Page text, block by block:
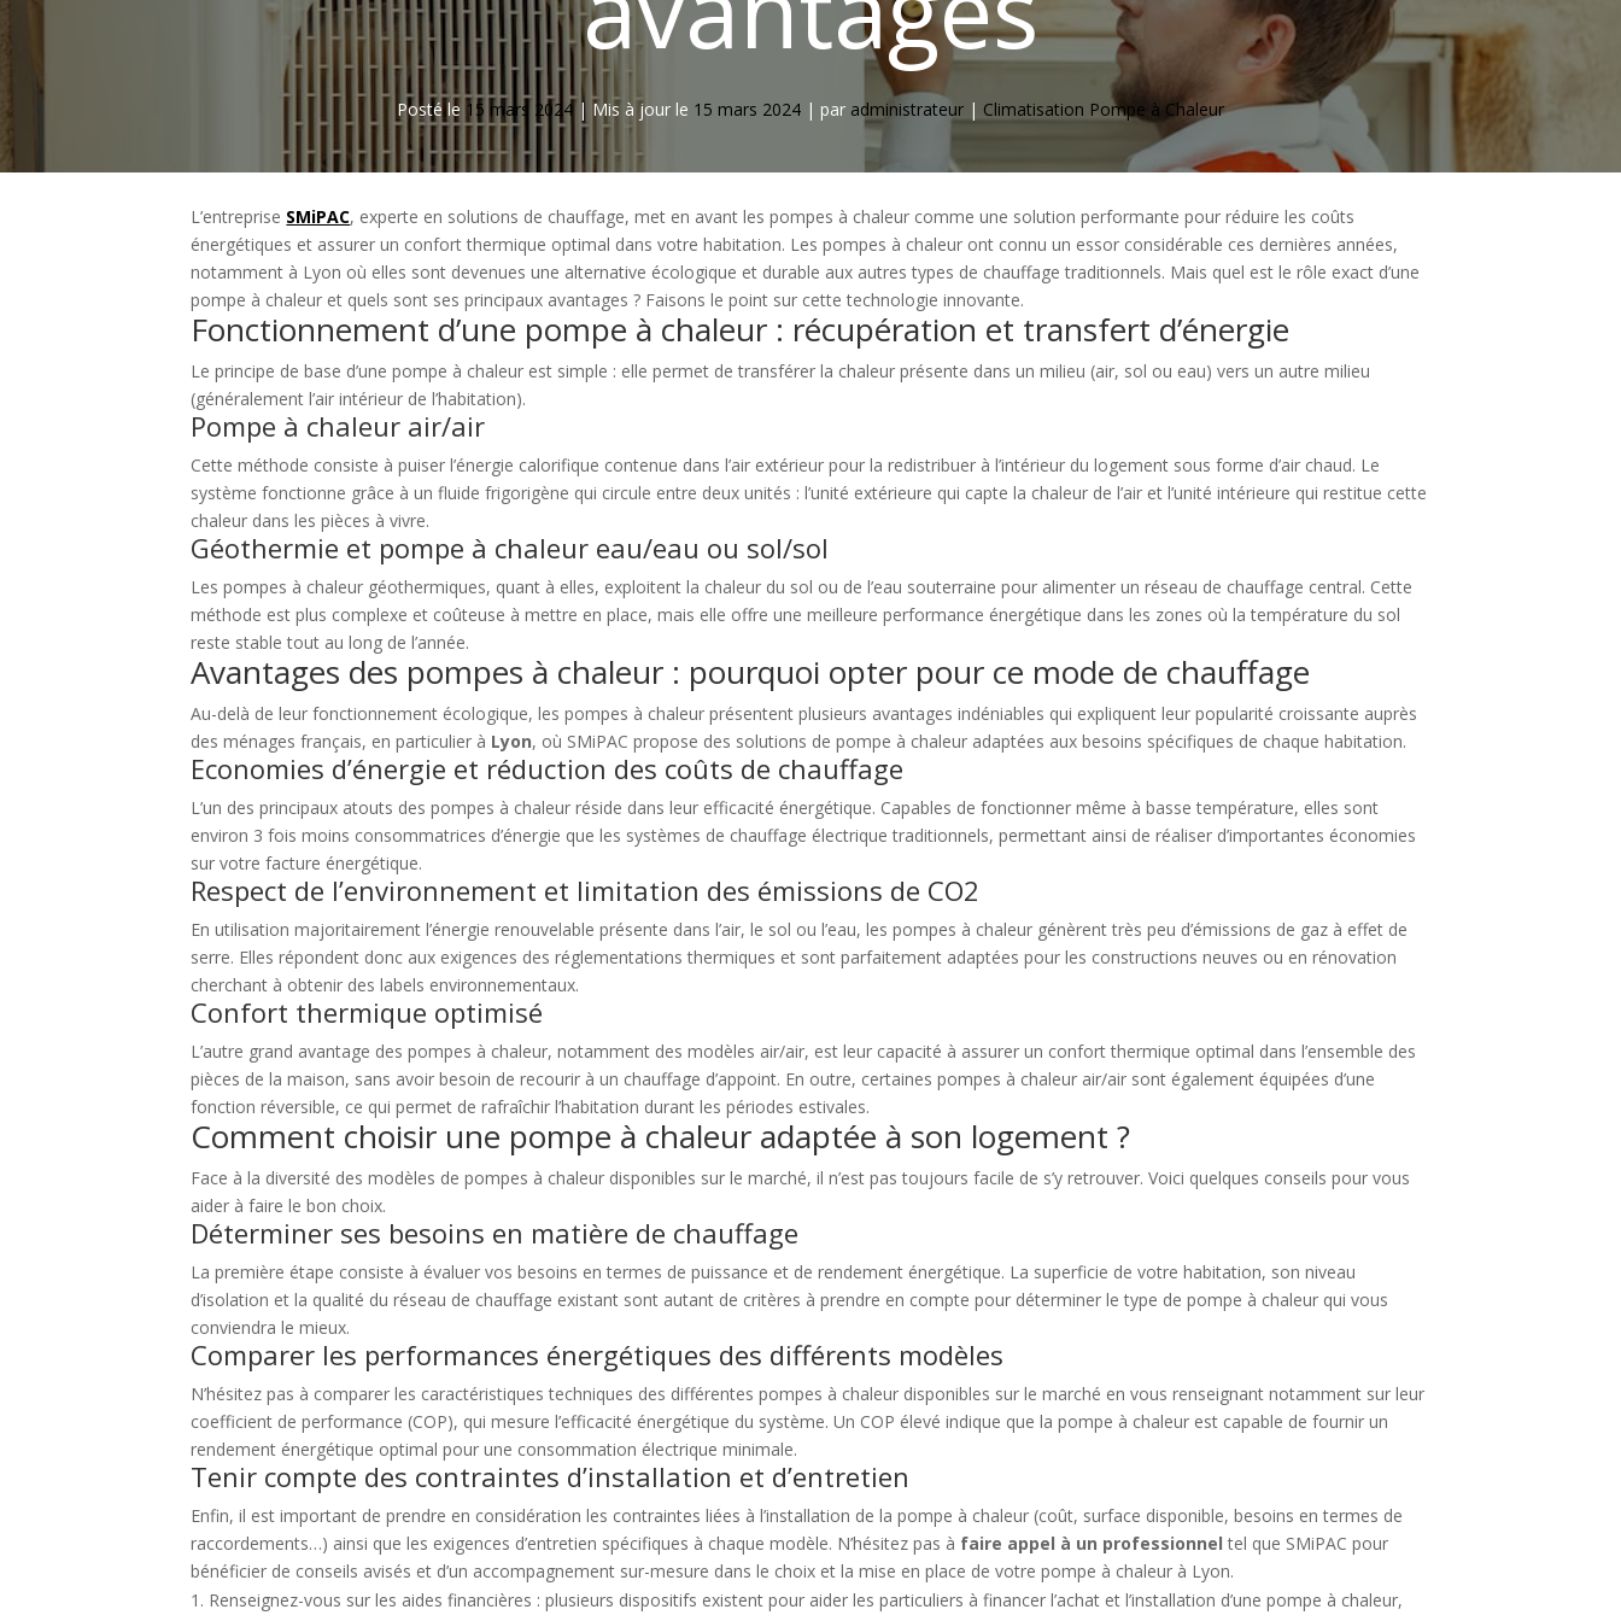
Posté le 15 mars 2024 | Mis à jour le 15 mars 2024 | par administrateur | Climatisation Pompe à Chaleur
L’entreprise SMiPAC, experte en solutions de chauffage, met en avant les pompes à chaleur comme une solution performante pour réduire les coûts
énergétiques et assurer un confort thermique optimal dans votre habitation. Les pompes à chaleur ont connu un essor considérable ces dernières années,
notamment à Lyon où elles sont devenues une alternative écologique et durable aux autres types de chauffage traditionnels. Mais quel est le rôle exact d’une
pompe à chaleur et quels sont ses principaux avantages ? Faisons le point sur cette technologie innovante.
Fonctionnement d’une pompe à chaleur : récupération et transfert d’énergie
Le principe de base d’une pompe à chaleur est simple : elle permet de transférer la chaleur présente dans un milieu (air, sol ou eau) vers un autre milieu
(généralement l’air intérieur de l’habitation).
Pompe à chaleur air/air
Cette méthode consiste à puiser l’énergie calorifique contenue dans l’air extérieur pour la redistribuer à l’intérieur du logement sous forme d’air chaud. Le
système fonctionne grâce à un fluide frigorigène qui circule entre deux unités : l’unité extérieure qui capte la chaleur de l’air et l’unité intérieure qui restitue cette
chaleur dans les pièces à vivre.
Géothermie et pompe à chaleur eau/eau ou sol/sol
Les pompes à chaleur géothermiques, quant à elles, exploitent la chaleur du sol ou de l’eau souterraine pour alimenter un réseau de chauffage central. Cette
méthode est plus complexe et coûteuse à mettre en place, mais elle offre une meilleure performance énergétique dans les zones où la température du sol
reste stable tout au long de l’année.
Avantages des pompes à chaleur : pourquoi opter pour ce mode de chauffage
Au-delà de leur fonctionnement écologique, les pompes à chaleur présentent plusieurs avantages indéniables qui expliquent leur popularité croissante auprès
des ménages français, en particulier à Lyon, où SMiPAC propose des solutions de pompe à chaleur adaptées aux besoins spécifiques de chaque habitation.
Economies d’énergie et réduction des coûts de chauffage
L’un des principaux atouts des pompes à chaleur réside dans leur efficacité énergétique. Capables de fonctionner même à basse température, elles sont
environ 3 fois moins consommatrices d’énergie que les systèmes de chauffage électrique traditionnels, permettant ainsi de réaliser d’importantes économies
sur votre facture énergétique.
Respect de l’environnement et limitation des émissions de CO2
En utilisation majoritairement l’énergie renouvelable présente dans l’air, le sol ou l’eau, les pompes à chaleur génèrent très peu d’émissions de gaz à effet de
serre. Elles répondent donc aux exigences des réglementations thermiques et sont parfaitement adaptées pour les constructions neuves ou en rénovation
cherchant à obtenir des labels environnementaux.
Confort thermique optimisé
L’autre grand avantage des pompes à chaleur, notamment des modèles air/air, est leur capacité à assurer un confort thermique optimal dans l’ensemble des
pièces de la maison, sans avoir besoin de recourir à un chauffage d’appoint. En outre, certaines pompes à chaleur air/air sont également équipées d’une
fonction réversible, ce qui permet de rafraîchir l’habitation durant les périodes estivales.
Comment choisir une pompe à chaleur adaptée à son logement ?
Face à la diversité des modèles de pompes à chaleur disponibles sur le marché, il n’est pas toujours facile de s’y retrouver. Voici quelques conseils pour vous
aider à faire le bon choix.
Déterminer ses besoins en matière de chauffage
La première étape consiste à évaluer vos besoins en termes de puissance et de rendement énergétique. La superficie de votre habitation, son niveau
d’isolation et la qualité du réseau de chauffage existant sont autant de critères à prendre en compte pour déterminer le type de pompe à chaleur qui vous
conviendra le mieux.
Comparer les performances énergétiques des différents modèles
N’hésitez pas à comparer les caractéristiques techniques des différentes pompes à chaleur disponibles sur le marché en vous renseignant notamment sur leur
coefficient de performance (COP), qui mesure l’efficacité énergétique du système. Un COP élevé indique que la pompe à chaleur est capable de fournir un
rendement énergétique optimal pour une consommation électrique minimale.
Tenir compte des contraintes d’installation et d’entretien
Enfin, il est important de prendre en considération les contraintes liées à l’installation de la pompe à chaleur (coût, surface disponible, besoins en termes de
raccordements…) ainsi que les exigences d’entretien spécifiques à chaque modèle. N’hésitez pas à faire appel à un professionnel tel que SMiPAC pour
bénéficier de conseils avisés et d’un accompagnement sur-mesure dans le choix et la mise en place de votre pompe à chaleur à Lyon.
Renseignez-vous sur les aides financières : plusieurs dispositifs existent pour aider les particuliers à financer l’achat et l’installation d’une pompe à chaleur,